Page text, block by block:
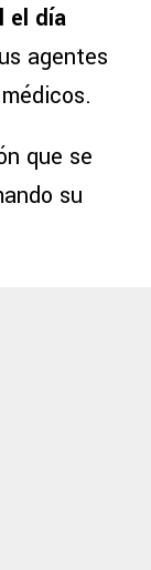
el día
agentes
que se
su